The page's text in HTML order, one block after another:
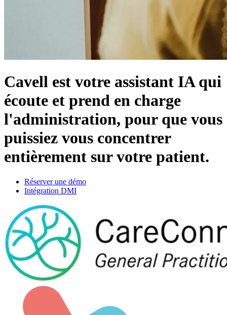
Cavell est votre assistant IA qui
écoute et prend en charge
l'administration, pour que vous
puissiez vous concentrer
entièrement sur votre patient.
Réserver une démo
Intégration DMI